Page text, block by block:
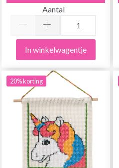
Aantal
In winkelwagentje
20% korting